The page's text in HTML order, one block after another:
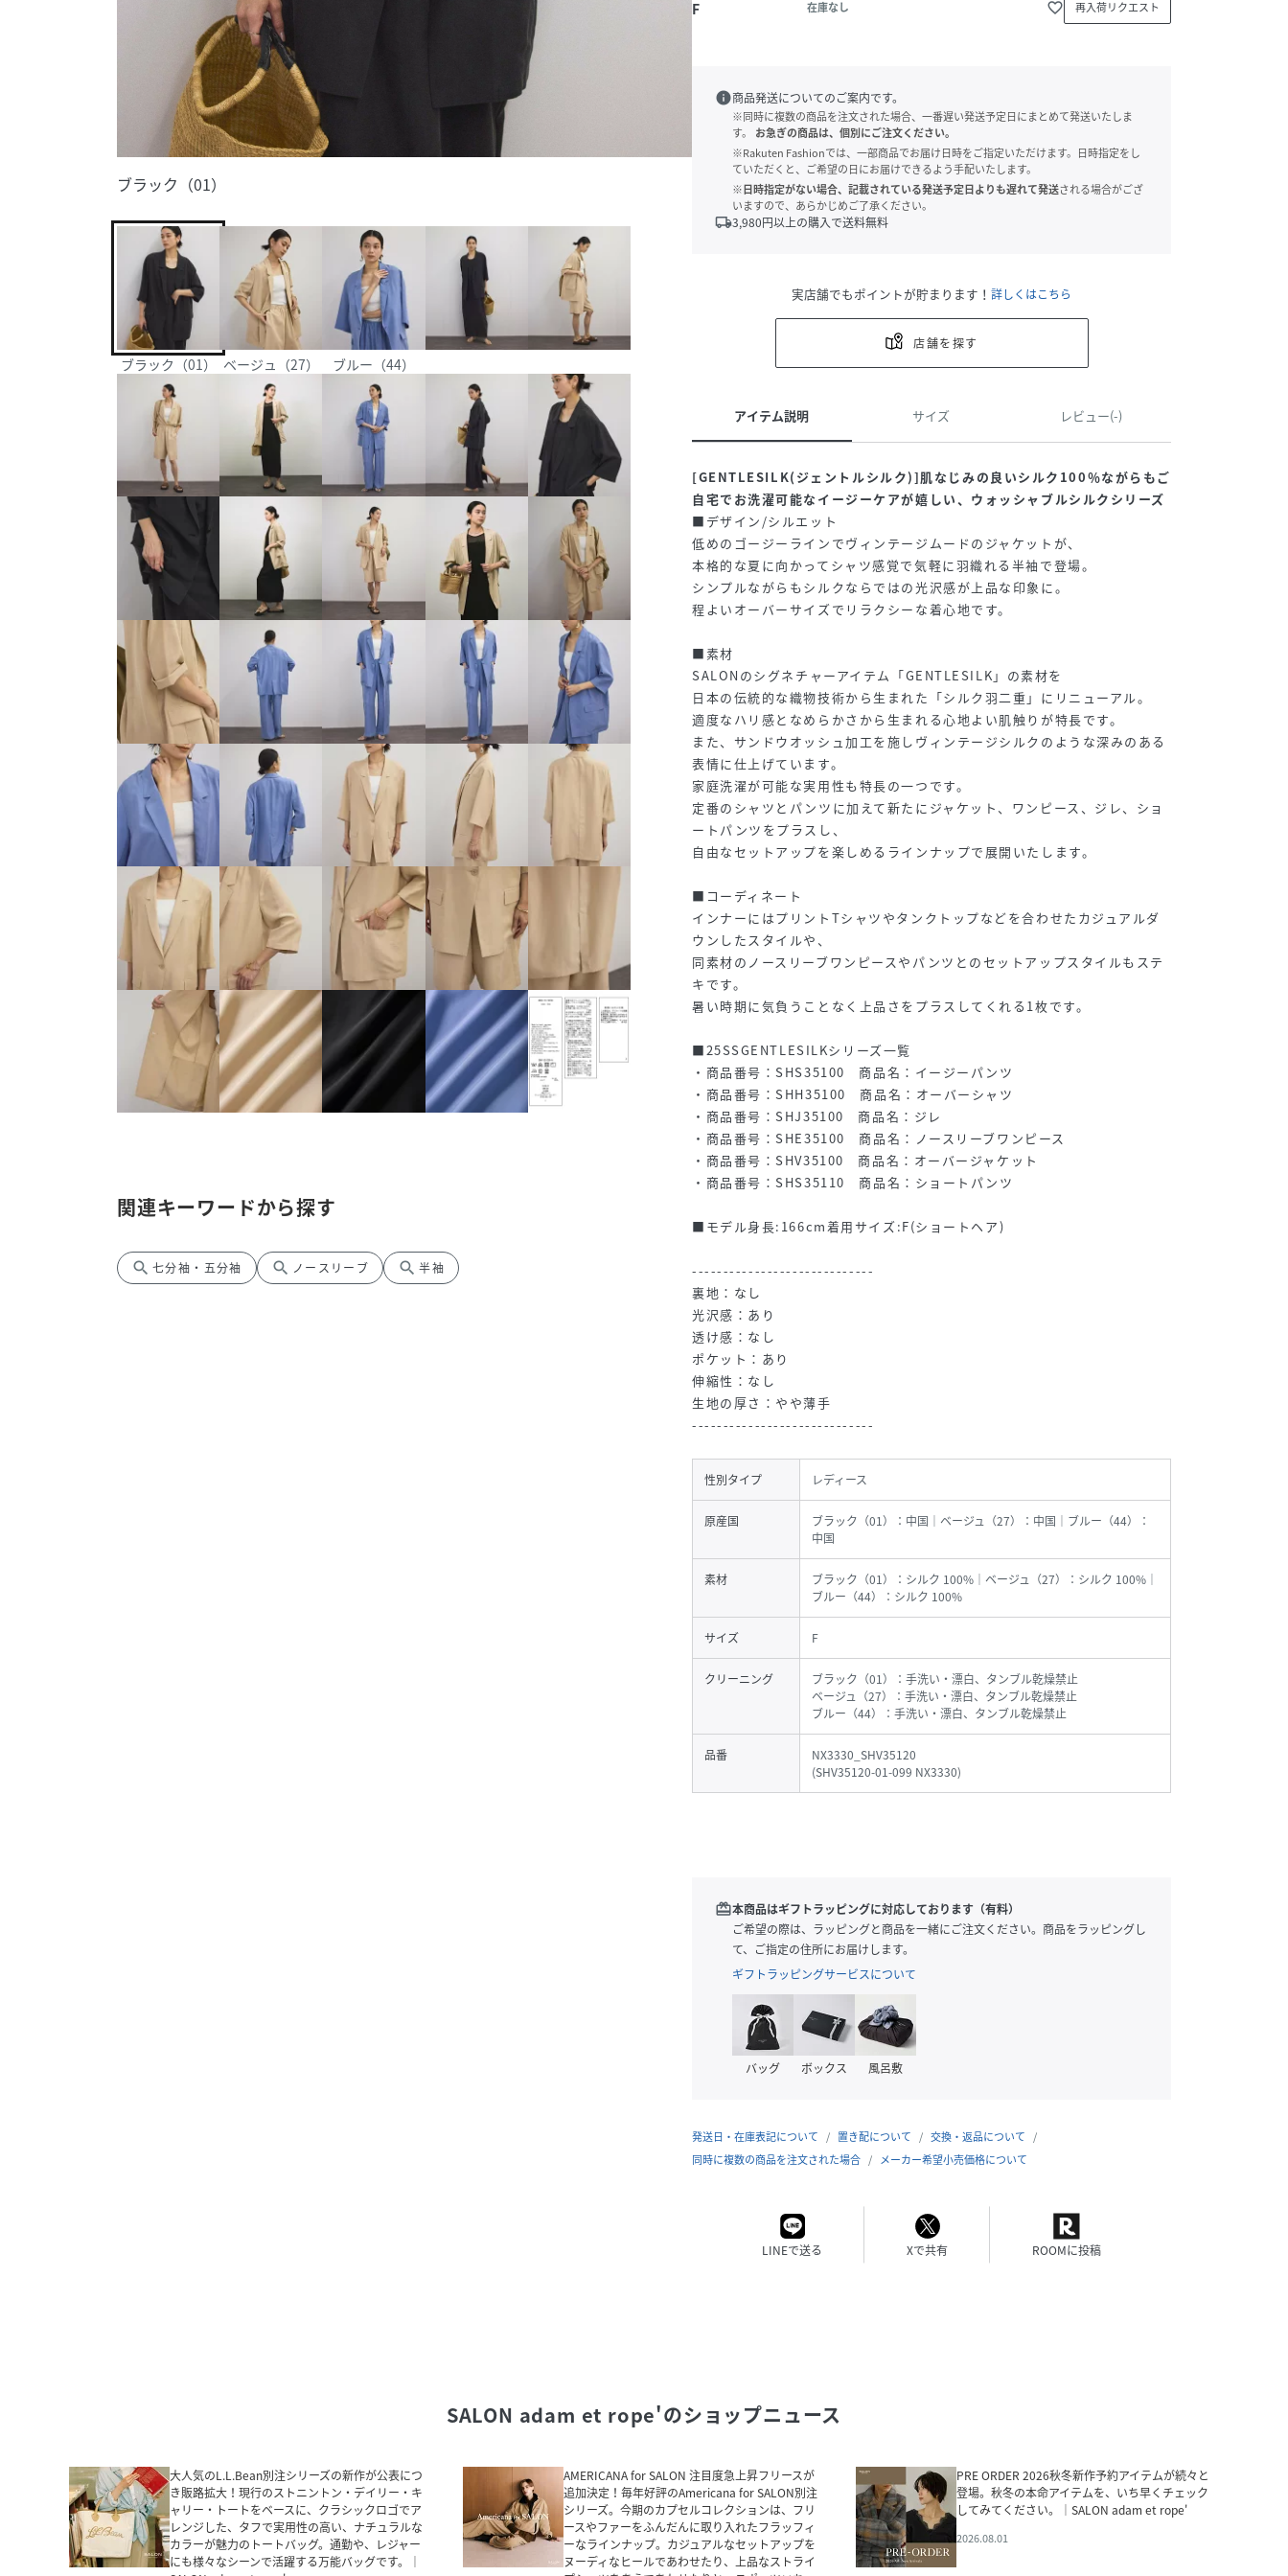
ブラック（01）
ブラック（01） ベージュ（27） ブルー（44）
関連キーワードから探す
search 七分袖・五分袖 search ノースリーブ search 半袖
F 在庫なし favorite_border 再入荷リクエスト
info商品発送についてのご案内です。
※同時に複数の商品を注文された場合、一番遅い発送予定日にまとめて発送いたしま
す。
お急ぎの商品は、個別にご注文ください。
※Rakuten Fashionでは、一部商品でお届け日時をご指定いただけます。日時指定をし
ていただくと、ご希望の日にお届けできるよう手配いたします。
※日時指定がない場合、記載されている発送予定日よりも遅れて発送される場合がござ
いますので、あらかじめご了承ください。
local_shipping3,980円以上の購入で送料無料
実店舗でもポイントが貯まります！ 詳しくはこちら
店舗を探す
アイテム説明 サイズ レビュー(-)
[GENTLESILK(ジェントルシルク)]肌なじみの良いシルク100％ながらもご
自宅でお洗濯可能なイージーケアが嬉しい、ウォッシャブルシルクシリーズ
■デザイン/シルエット
低めのゴージーラインでヴィンテージムードのジャケットが、
本格的な夏に向かってシャツ感覚で気軽に羽織れる半袖で登場。
シンプルながらもシルクならではの光沢感が上品な印象に。
程よいオーバーサイズでリラクシーな着心地です。
■素材
SALONのシグネチャーアイテム「GENTLESILK」の素材を
日本の伝統的な織物技術から生まれた「シルク羽二重」にリニューアル。
適度なハリ感となめらかさから生まれる心地よい肌触りが特長です。
また、サンドウオッシュ加工を施しヴィンテージシルクのような深みのある
表情に仕上げています。
家庭洗濯が可能な実用性も特長の一つです。
定番のシャツとパンツに加えて新たにジャケット、ワンピース、ジレ、ショ
ートパンツをプラスし、
自由なセットアップを楽しめるラインナップで展開いたします。
■コーディネート
インナーにはプリントTシャツやタンクトップなどを合わせたカジュアルダ
ウンしたスタイルや、
同素材のノースリーブワンピースやパンツとのセットアップスタイルもステ
キです。
暑い時期に気負うことなく上品さをプラスしてくれる1枚です。
■25SSGENTLESILKシリーズ一覧
・商品番号：SHS35100 商品名：イージーパンツ
・商品番号：SHH35100 商品名：オーバーシャツ
・商品番号：SHJ35100 商品名：ジレ
・商品番号：SHE35100 商品名：ノースリーブワンピース
・商品番号：SHV35100 商品名：オーバージャケット
・商品番号：SHS35110 商品名：ショートパンツ
■モデル身長:166cm着用サイズ:F(ショートヘア)
-----------------------------
裏地：なし
光沢感：あり
透け感：なし
ポケット：あり
伸縮性：なし
生地の厚さ：やや薄手
-----------------------------
性別タイプ レディース
原産国
ブラック（01）：中国｜ベージュ（27）：中国｜ブルー（44）：
中国
素材
ブラック（01）：シルク 100%｜ベージュ（27）：シルク 100%｜
ブルー（44）：シルク 100%
サイズ F
クリーニング
ブラック（01）：手洗い・漂白、タンブル乾燥禁止
ベージュ（27）：手洗い・漂白、タンブル乾燥禁止
ブルー（44）：手洗い・漂白、タンブル乾燥禁止
品番
NX3330_SHV35120
(SHV35120-01-099 NX3330)
redeem本商品はギフトラッピングに対応しております（有料）
ご希望の際は、ラッピングと商品を一緒にご注文ください。商品をラッピングし
て、ご指定の住所にお届けします。
ギフトラッピングサービスについて
バッグ ボックス 風呂敷
発送日・在庫表記について 置き配について
交換・返品について
同時に複数の商品を注文された場合
メーカー希望小売価格について
LINEで送る Xで共有 ROOMに投稿
SALON adam et rope'のショップニュース
大人気のL.L.Bean別注シリーズの新作が公表につ
き販路拡大！現行のストニントン・デイリー・キ
ャリー・トートをベースに、クラシックロゴでア
レンジした、タフで実用性の高い、ナチュラルな
カラーが魅力のトートバッグ。通勤や、レジャー
にも様々なシーンで活躍する万能バッグです。｜
AMERICANA for SALON 注目度急上昇フリースが
追加決定！毎年好評のAmericana for SALON別注
シリーズ。今期のカプセルコレクションは、フリ
ースやファーをふんだんに取り入れたフラッフィ
ーなラインナップ。カジュアルなセットアップを
ヌーディなヒールであわせたり、上品なストライ
PRE ORDER 2026秋冬新作予約アイテムが続々と
登場。秋冬の本命アイテムを、いち早くチェック
してみてください。｜SALON adam et rope'
2026.08.01